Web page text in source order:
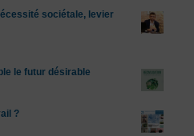
sociétale, levier
le futur désirable
?